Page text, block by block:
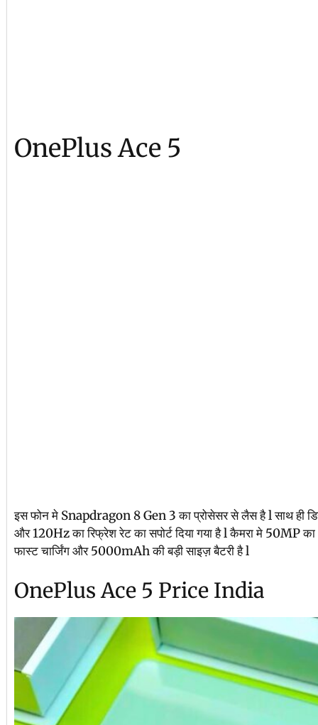
OnePlus Ace 5
इस फोन मे Snapdragon 8 Gen 3 का प्रोसेसर से लैस है l साथ ही
और 120Hz का रिफ्रेश रेट का सपोर्ट दिया गया है l कैमरा मे 50MP
फास्ट चार्जिंग और 5000mAh की बड़ी साइज़ बैटरी है l
OnePlus Ace 5 Price India